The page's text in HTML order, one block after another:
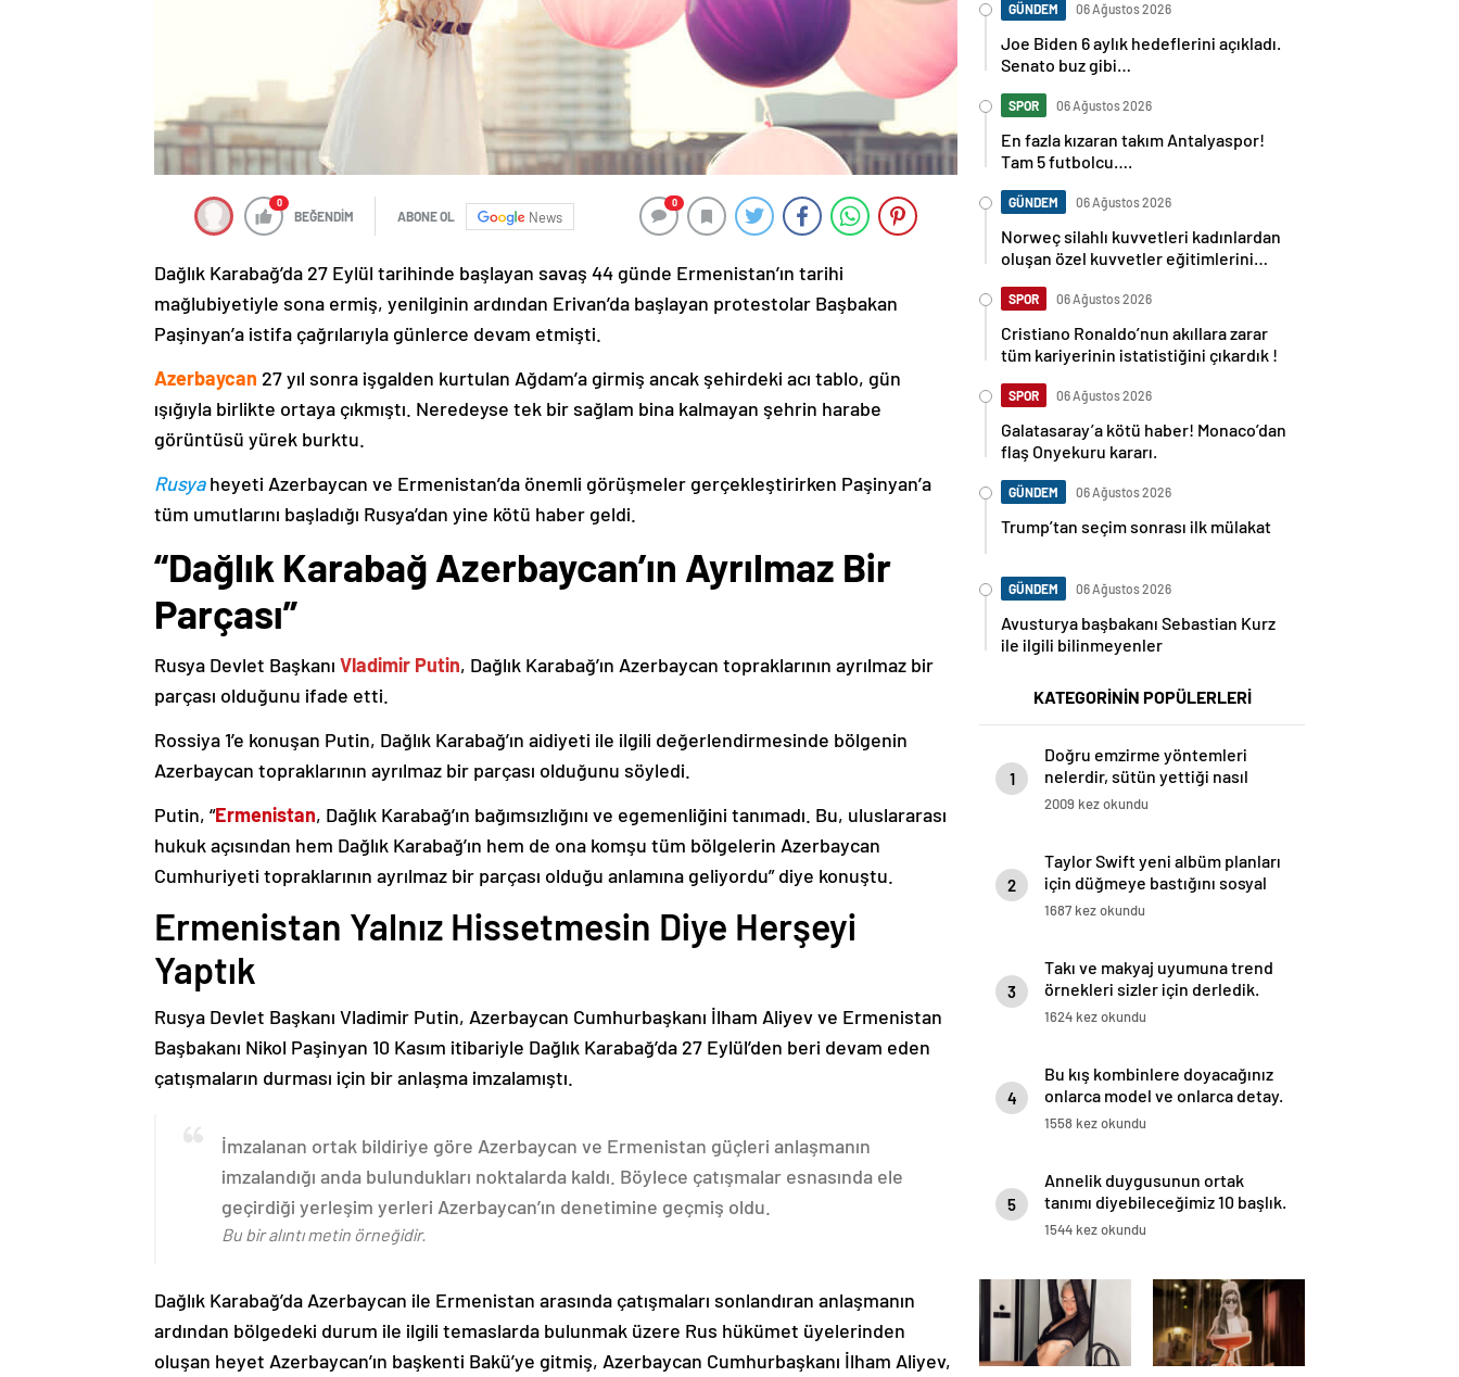
0
BEĞENDİM ABONE OL News
0
Dağlık Karabağ’da 27 Eylül tarihinde başlayan savaş 44 günde Ermenistan’ın tarihi
mağlubiyetiyle sona ermiş, yenilginin ardından Erivan’da başlayan protestolar Başbakan
Paşinyan’a istifa çağrılarıyla günlerce devam etmişti.
Azerbaycan 27 yıl sonra işgalden kurtulan Ağdam’a girmiş ancak şehirdeki acı tablo, gün
ışığıyla birlikte ortaya çıkmıştı. Neredeyse tek bir sağlam bina kalmayan şehrin harabe
görüntüsü yürek burktu.
Rusyaheyeti Azerbaycan ve Ermenistan’da önemli görüşmeler gerçekleştirirken Paşinyan’a
tüm umutlarını başladığı Rusya’dan yine kötü haber geldi.
“Dağlık Karabağ Azerbaycan’ın Ayrılmaz Bir
Parçası”
Rusya Devlet Başkanı Vladimir Putin, Dağlık Karabağ’ın Azerbaycan topraklarının ayrılmaz bir
parçası olduğunu ifade etti.
Rossiya 1’e konuşan Putin, Dağlık Karabağ’ın aidiyeti ile ilgili değerlendirmesinde bölgenin
Azerbaycan topraklarının ayrılmaz bir parçası olduğunu söyledi.
Putin, “Ermenistan, Dağlık Karabağ’ın bağımsızlığını ve egemenliğini tanımadı. Bu, uluslararası
hukuk açısından hem Dağlık Karabağ’ın hem de ona komşu tüm bölgelerin Azerbaycan
Cumhuriyeti topraklarının ayrılmaz bir parçası olduğu anlamına geliyordu” diye konuştu.
Ermenistan Yalnız Hissetmesin Diye Herşeyi
Yaptık
Rusya Devlet Başkanı Vladimir Putin, Azerbaycan Cumhurbaşkanı İlham Aliyev ve Ermenistan
Başbakanı Nikol Paşinyan 10 Kasım itibariyle Dağlık Karabağ’da 27 Eylül’den beri devam eden
çatışmaların durması için bir anlaşma imzalamıştı.
İmzalanan ortak bildiriye göre Azerbaycan ve Ermenistan güçleri anlaşmanın
imzalandığı anda bulundukları noktalarda kaldı. Böylece çatışmalar esnasında ele
geçirdiği yerleşim yerleri Azerbaycan’ın denetimine geçmiş oldu.
Bu bir alıntı metin örneğidir.
Dağlık Karabağ’da Azerbaycan ile Ermenistan arasında çatışmaları sonlandıran anlaşmanın
ardından bölgedeki durum ile ilgili temaslarda bulunmak üzere Rus hükümet üyelerinden
oluşan heyet Azerbaycan’ın başkenti Bakü’ye gitmiş, Azerbaycan Cumhurbaşkanı İlham Aliyev,
GÜNDEM 06 Ağustos 2026
Joe Biden 6 aylık hedeflerini açıkladı.
Senato buz gibi…
SPOR 06 Ağustos 2026
En fazla kızaran takım Antalyaspor!
Tam 5 futbolcu….
GÜNDEM 06 Ağustos 2026
Norweç silahlı kuvvetleri kadınlardan
oluşan özel kuvvetler eğitimlerini
SPOR 06 Ağustos 2026
Cristiano Ronaldo’nun akıllara zarar
tüm kariyerinin istatistiğini çıkardık !
SPOR 06 Ağustos 2026
Galatasaray’a kötü haber! Monaco’dan
flaş Onyekuru kararı.
GÜNDEM 06 Ağustos 2026
Trump’tan seçim sonrası ilk mülakat
GÜNDEM 06 Ağustos 2026
Avusturya başbakanı Sebastian Kurz
ile ilgili bilinmeyenler
KATEGORİNİN POPÜLERLERİ
1
Doğru emzirme yöntemleri
nelerdir, sütün yettiği nasıl
anlaşılır?
2009 kez okundu
2
Taylor Swift yeni albüm planları
için düğmeye bastığını sosyal
medyadan duyurdu!
1687 kez okundu
3
Takı ve makyaj uyumuna trend
örnekleri sizler için derledik.
1624 kez okundu
4
Bu kış kombinlere doyacağınız
onlarca model ve onlarca detay.
1558 kez okundu
5
Annelik duygusunun ortak
tanımı diyebileceğimiz 10 başlık.
1544 kez okundu